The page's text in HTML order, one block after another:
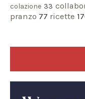
colazione 33
pranzo 77 ricette